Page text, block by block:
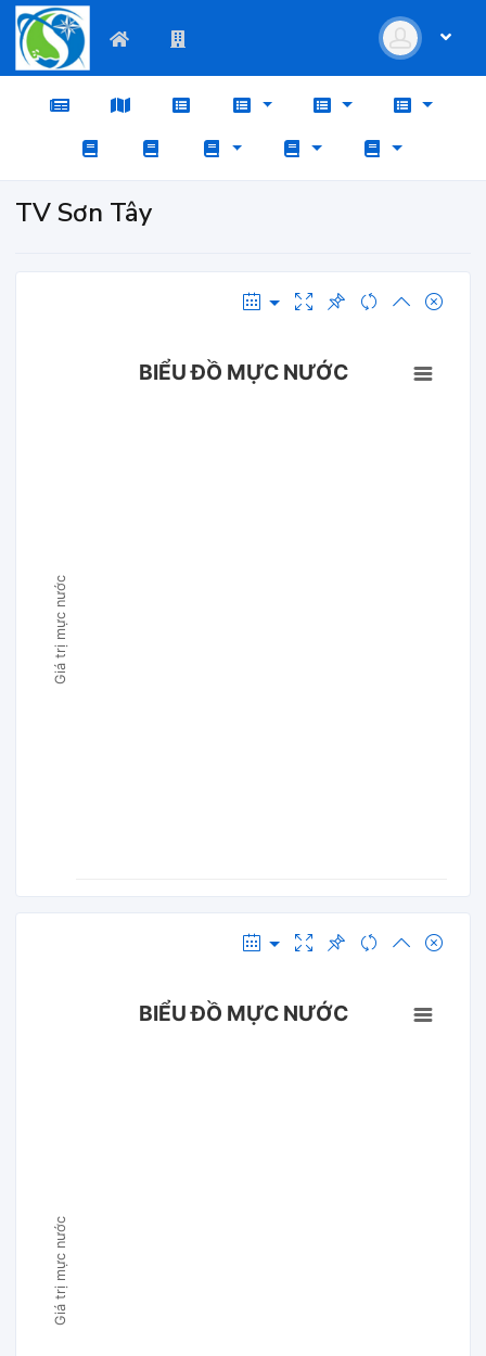
TV Sơn Tây
Giá trị mực nước
BIỂU ĐỒ MỰC NƯỚC
Giá trị mực nước
BIỂU ĐỒ MỰC NƯỚC